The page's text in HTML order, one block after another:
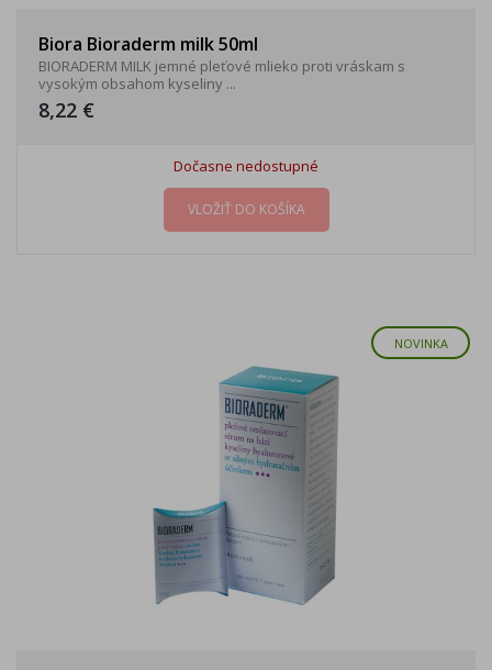
Biora Bioraderm milk 50ml
BIORADERM MILK jemné pleťové mlieko proti vráskam s
vysokým obsahom kyseliny ...
8,22 €
Dočasne nedostupné
VLOŽIŤ DO KOŠÍKA
NOVINKA